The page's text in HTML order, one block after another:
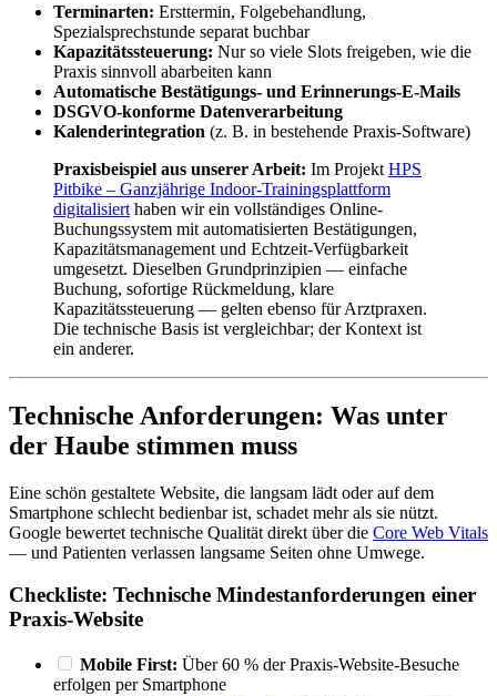
Terminarten: Ersttermin, Folgebehandlung,
Spezialsprechstunde separat buchbar
Kapazitätssteuerung: Nur so viele Slots freigeben, wie die
Praxis sinnvoll abarbeiten kann
Automatische Bestätigungs- und Erinnerungs-E-Mails
DSGVO-konforme Datenverarbeitung
Kalenderintegration (z. B. in bestehende Praxis-Software)
Praxisbeispiel aus unserer Arbeit: Im Projekt HPS
Pitbike – Ganzjährige Indoor-Trainingsplattform
digitalisiert haben wir ein vollständiges Online-
Buchungssystem mit automatisierten Bestätigungen,
Kapazitätsmanagement und Echtzeit-Verfügbarkeit
umgesetzt. Dieselben Grundprinzipien — einfache
Buchung, sofortige Rückmeldung, klare
Kapazitätssteuerung — gelten ebenso für Arztpraxen.
Die technische Basis ist vergleichbar; der Kontext ist
ein anderer.
Technische Anforderungen: Was unter
der Haube stimmen muss
Eine schön gestaltete Website, die langsam lädt oder auf dem
Smartphone schlecht bedienbar ist, schadet mehr als sie nützt.
Google bewertet technische Qualität direkt über die Core Web Vitals
— und Patienten verlassen langsame Seiten ohne Umwege.
Checkliste: Technische Mindestanforderungen einer
Praxis-Website
Mobile First: Über 60 % der Praxis-Website-Besuche
erfolgen per Smartphone